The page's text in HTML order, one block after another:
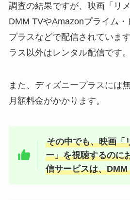
調査の結果ですが、映画「リ
DMM TVやAmazonプライム
プラスなどで配信されていま
ラス以外はレンタル配信です。
また、ディズニープラスには
月額料金がかかります。
その中でも、映画「
ー」を視聴するのに
信サービスは、DMM